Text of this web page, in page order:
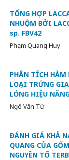
TỔNG HỢP
NHUỘM BỞI
sp. FBV42
Phạm Quang Huy
PHÂN TÍCH
LOẠI TRỨNG
LỎNG HIỆU
Ngô Văn Tứ
ĐÁNH GIÁ KHẢ
QUANG CỦA
NGUYÊN TỐ